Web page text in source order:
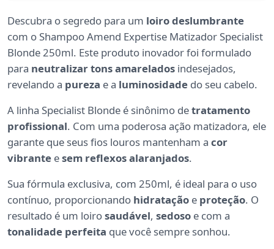
Descubra o segredo para um loiro deslumbrante
com o Shampoo Amend Expertise Matizador Specialist
Blonde 250ml. Este produto inovador foi formulado
para neutralizar tons amarelados indesejados,
revelando a pureza e a luminosidade do seu cabelo.
A linha Specialist Blonde é sinônimo detratamento
profissional. Com uma poderosa ação matizadora, ele
garante que seus fios louros mantenham a cor
vibrante esem reflexos alaranjados.
Sua fórmula exclusiva, com 250ml, é ideal para o uso
contínuo, proporcionando hidratação e proteção. O
resultado é um loirosaudável, sedoso e com a
tonalidade perfeita que você sempre sonhou.